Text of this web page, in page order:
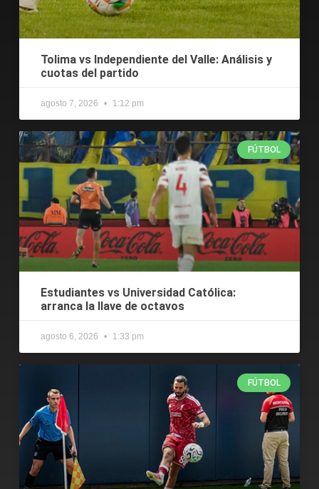
Tolima vs Independiente del Valle: Análisis y
cuotas del partido
agosto 7, 2026 1:12 pm
FÚTBOL
Estudiantes vs Universidad Católica:
arranca la llave de octavos
agosto 6, 2026 1:33 pm
FÚTBOL